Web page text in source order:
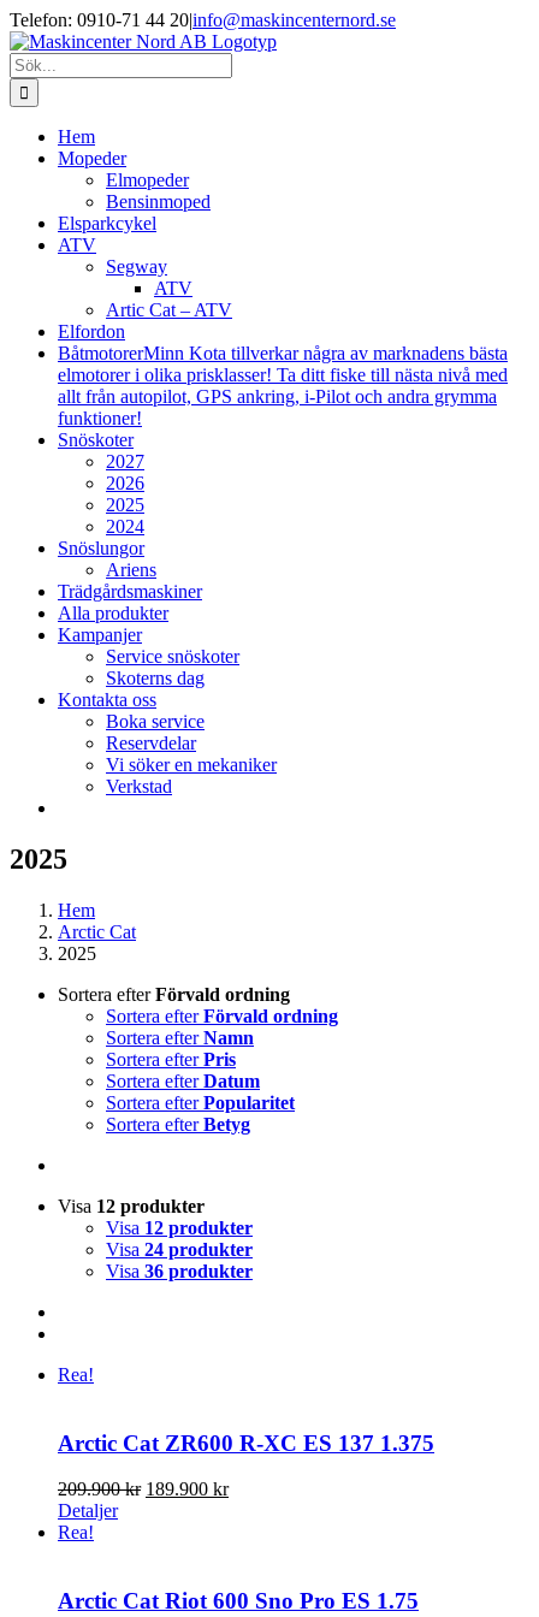
Fortsätt
till
innehållet
Facebook
Instagram
Telefon: 0910-71 44 20|info@maskincenternord.se
Sök
efter:
Hem
Mopeder
Elmopeder
Bensinmoped
Elsparkcykel
ATV
Segway
ATV
Artic Cat – ATV
Elfordon
BåtmotorerMinn Kota tillverkar några av marknadens bästa
elmotorer i olika prisklasser! Ta ditt fiske till nästa nivå med
allt från autopilot, GPS ankring, i-Pilot och andra grymma
funktioner!
Snöskoter
2027
2026
2025
2024
Snöslungor
Ariens
Trädgårdsmaskiner
Alla produkter
Kampanjer
Service snöskoter
Skoterns dag
Kontakta oss
Boka service
Reservdelar
Vi söker en mekaniker
Verkstad
2025
Hem
Arctic Cat
2025
Sortera efterFörvald ordning
Sortera efterFörvald ordning
Sortera efterNamn
Sortera efterPris
Sortera efterDatum
Sortera efterPopularitet
Sortera efterBetyg
Visa 12 produkter
Visa 12 produkter
Visa 24 produkter
Visa 36 produkter
Rea!
Arctic Cat ZR600 R-XC ES 137 1.375
209.900kr Det
189.900 krDet
Detaljer
Rea!
Arctic Cat Riot 600 Sno Pro ES 1.75